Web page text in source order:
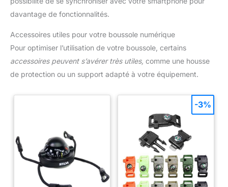
davantage de fonctionnalités.
Accessoires utiles pour votre boussole numérique
Pour optimiser l’utilisation de votre boussole, certains
accessoires peuvent s’avérer très utiles, comme une housse
de protection ou un support adapté à votre équipement.
-3%